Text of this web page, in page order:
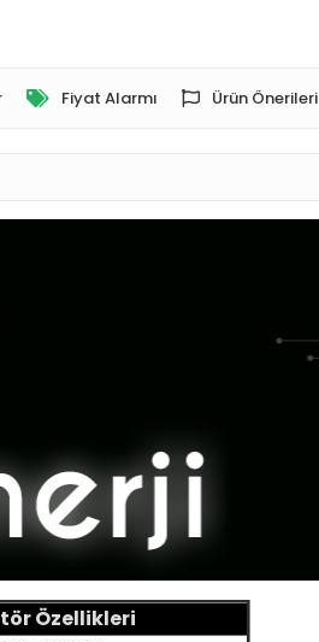
Fiyat Alarmı Ürün Önerileri
Özellikleri